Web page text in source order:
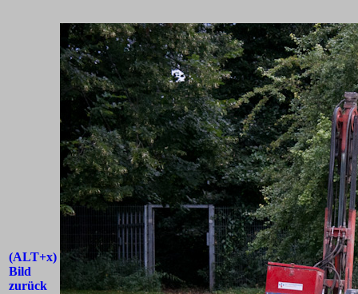
(ALT+x)
Bild
zurück